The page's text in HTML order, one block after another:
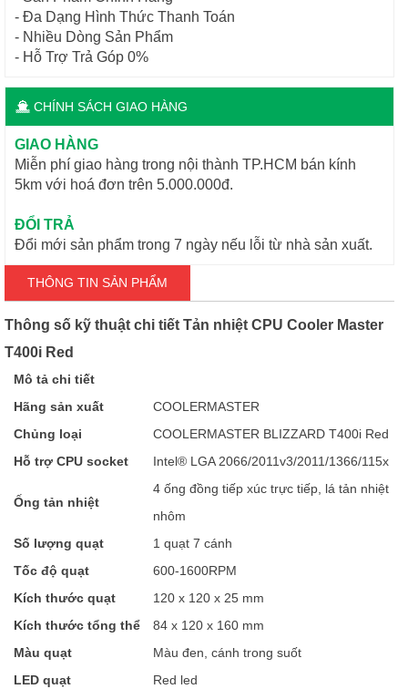
- Đa Dạng Hình Thức Thanh Toán
- Nhiều Dòng Sản Phẩm
- Hỗ Trợ Trả Góp 0%
CHÍNH SÁCH GIAO HÀNG
GIAO HÀNG
Miễn phí giao hàng trong nội thành TP.HCM bán kính
5km với hoá đơn trên 5.000.000đ.
ĐỔI TRẢ
Đổi mới sản phẩm trong 7 ngày nếu lỗi từ nhà sản xuất.
THÔNG TIN SẢN PHẨM
Thông số kỹ thuật chi tiết Tản nhiệt CPU Cooler Master
T400i Red
Mô tả chi tiết
Hãng sản xuất
COOLERMASTER
Chủng loại
COOLERMASTER BLIZZARD T400i Red
Hỗ trợ CPU socket
Intel® LGA 2066/2011v3/2011/1366/115x
Ống tản nhiệt
4 ống đồng tiếp xúc trực tiếp, lá tản nhiệt
nhôm
Số lượng quạt
1 quạt 7 cánh
Tốc độ quạt
600-1600RPM
Kích thước quạt
120 x 120 x 25 mm
Kích thước tổng thể
84 x 120 x 160 mm
Màu quạt
Màu đen, cánh trong suốt
LED quạt
Red led